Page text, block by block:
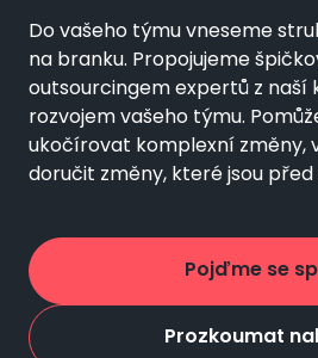
Do vašeho týmu vneseme
na branku. Propojujeme
outsourcingem expertů z
rozvojem vašeho týmu.
ukočírovat komplexní změny,
doručit změny, které jsou před
Pojďme se
Prozkoumat